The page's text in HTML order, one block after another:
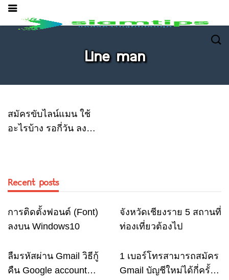
Line man
สมัครขับไลน์แมน ใช้
อะไรบ้าง รอกี่วัน ลง
Recent posts
Computer
การติดตั้งฟอนต์ (Font)
ลงบน Windows10
Travel
จังหวัดเชียงราย 5 สถานที่
ท่องเที่ยวต้องไป
Email
ลืมรหัสผ่าน Gmail วิธีกู้
คืน Google account
Email
1 เบอร์โทรสามารถสมัคร
Gmail บัญชีใหม่ได้กี่ครั้ง?